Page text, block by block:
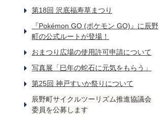
第18回 沢底福寿草まつり
『Pokémon GO (ポケモン GO)』に辰野
町の公式ルートが登場！
おまつり広場の使用許可申請について
写真展「巳年の蛇石に元気をもらう」
第25回 神戸すいか祭りについて
辰野町サイクルツーリズム推進協議会
委員を公募します